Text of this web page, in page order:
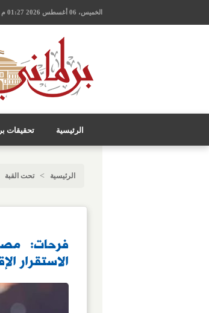
الخميس، 06 أغسطس 2026 01:27 م
الرئيسية تحقيقات
الرئيسية > تحت القبة
فرحات:
الاستقرار